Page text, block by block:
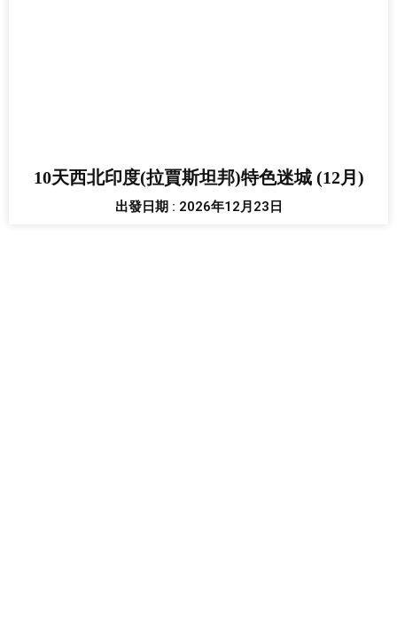
10天西北印度(拉賈斯坦邦)特色迷城 (12月)
出發日期 : 2026年12月23日